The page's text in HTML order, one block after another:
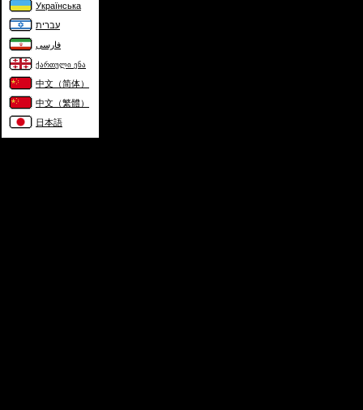
Українська
עברית
فارسی
ქართული ენა
中文（简体）
中文（繁體）
日本語